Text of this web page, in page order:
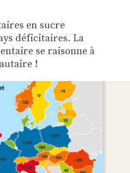
en sucre
déficitaires. La
se raisonne à
!